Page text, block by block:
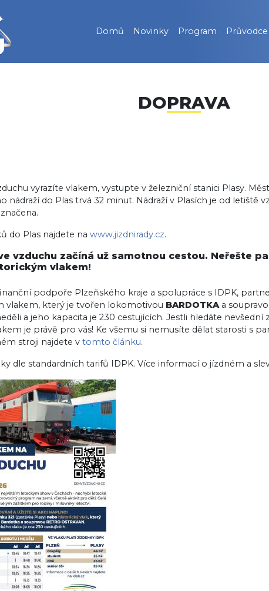
Domů Novinky Program Průvodce
DOPRAVA
vyrazíte vlakem, vystupte v železniční stanici Plasy.
nádraží do Plas trvá 32 minut. Nádraží v Plasích je od letiště
do Plas najdete na www.jizdnirady.cz.
vzduchu začíná už samotnou cestou. Neřešte
vlakem!
podpoře Plzeňského kraje a spolupráce s IDPK,
vlakem, který je tvořen lokomotivou BARDOTKAa
a jeho kapacita je 230 cestujících. Jestli hledáte nevšední
je právě pro vás! Ke všemu si nemusíte dělat starosti s
stroji najdete v tomto článku.
dle standardních tarifů IDPK. Více informací o jízdném a